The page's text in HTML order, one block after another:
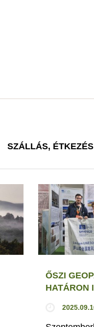
SZÁLLÁS, ÉTKEZÉS
ŐSZI
HATÁRON